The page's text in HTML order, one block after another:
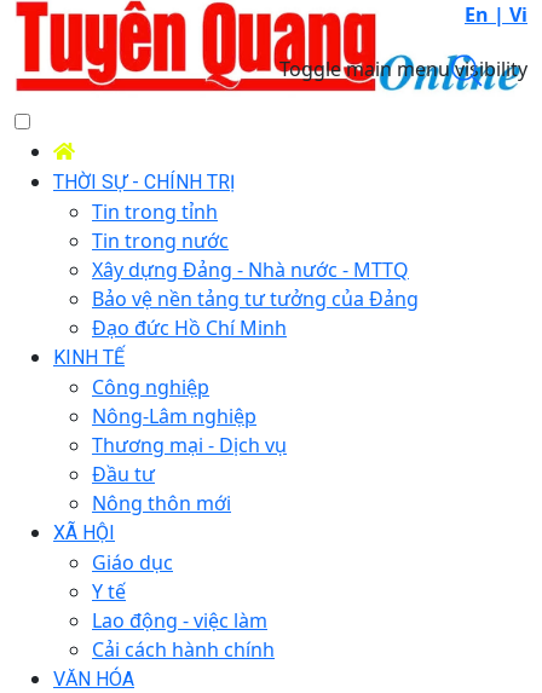
En | Vi
Toggle main menu visibility
THỜI SỰ - CHÍNH TRỊ
Tin trong tỉnh
Tin trong nước
Xây dựng Đảng - Nhà nước - MTTQ
Bảo vệ nền tảng tư tưởng của Đảng
Đạo đức Hồ Chí Minh
KINH TẾ
Công nghiệp
Nông-Lâm nghiệp
Thương mại - Dịch vụ
Đầu tư
Nông thôn mới
XÃ HỘI
Giáo dục
Y tế
Lao động - việc làm
Cải cách hành chính
VĂN HÓA